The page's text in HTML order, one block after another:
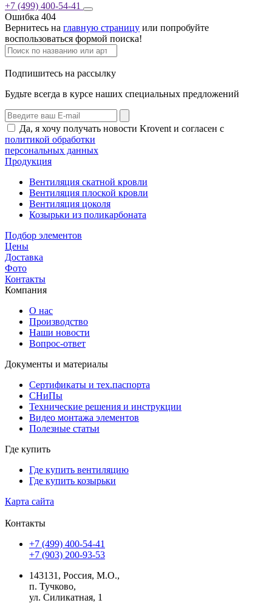
+7 (499) 400-54-41
Ошибка 404
Вернитесь на главную страницу или попробуйте
воспользоваться формой поиска!
Подпишитесь на рассылку
Будьте всегда в курсе наших специальных предложений
Да, я хочу получать новости Krovent и согласен с
политикой обработки
персональных данных
Продукция
Вентиляция скатной кровли
Вентиляция плоской кровли
Вентиляция цоколя
Козырьки из поликарбоната
Подбор элементов
Цены
Доставка
Фото
Контакты
Компания
О нас
Производство
Наши новости
Вопрос-ответ
Документы и материалы
Сертификаты и тех.паспорта
СНиПы
Технические решения и инструкции
Видео монтажа элементов
Полезные статьи
Где купить
Где купить вентиляцию
Где купить козырьки
Карта сайта
Контакты
+7 (499) 400-54-41
+7 (903) 200-93-53
143131, Россия, М.О.,
п. Тучково,
ул. Силикатная, 1